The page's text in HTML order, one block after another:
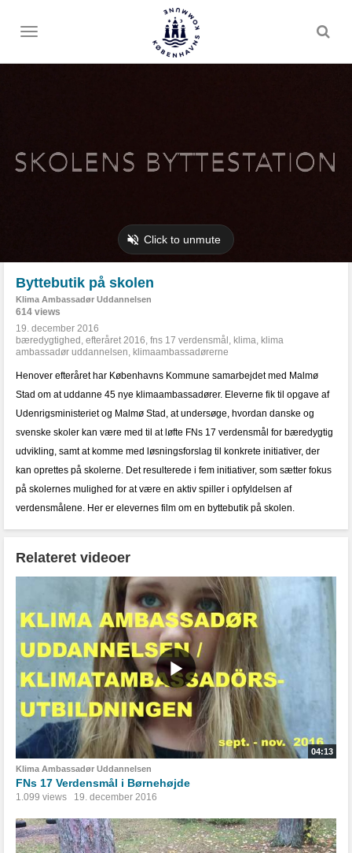
Toggle
Byttebutik på skolen
Klima Ambassadør Uddannelsen
614 views
19. december 2016
bæredygtighed , efteråret 2016, fns 17 verdensmål , klima, klima
ambassadør uddannelsen, klimaambassadørerne
Henover efteråret har Københavns Kommune samarbejdet med Malmø
Stad om at uddanne 45 nye klimaambassadører. Eleverne fik til opgave af
Udenrigsministeriet og Malmø Stad, at undersøge, hvordan danske og
svenske skoler kan være med til at løfte FNs 17 verdensmål for bæredygtig
udvikling, samt at komme med løsningsforslag til konkrete initiativer, der
kan oprettes på skolerne. Det resulterede i fem initiativer, som sætter fokus
på skolernes mulighed for at være en aktiv spiller i opfyldelsen af
verdensmålene. Her er elevernes film om en byttebutik på skolen.
Relateret videoer
04:13
Klima Ambassadør Uddannelsen
FNs 17 Verdensmål i Børnehøjde
1.099 views 19. december 2016